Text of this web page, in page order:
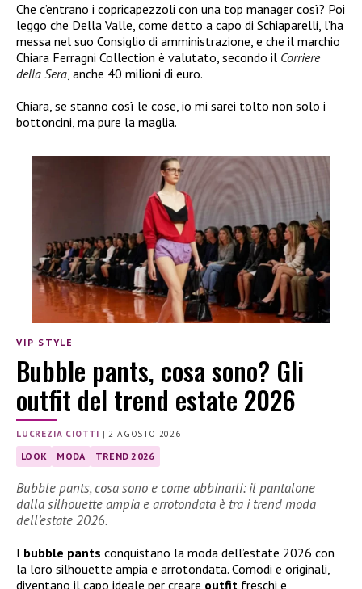
Che c’entrano i copricapezzoli con una top manager così? Poi
leggo che Della Valle, come detto a capo di Schiaparelli, l’ha
messa nel suo Consiglio di amministrazione, e che il marchio
Chiara Ferragni Collection è valutato, secondo il Corriere
della Sera, anche 40 milioni di euro.
Chiara, se stanno così le cose, io mi sarei tolto non solo i
bottoncini, ma pure la maglia.
VIP STYLE
Bubble pants, cosa sono? Gli
outfit del trend estate 2026
LUCREZIA CIOTTI | 2 AGOSTO 2026
LOOK MODA TREND 2026
Bubble pants, cosa sono e come abbinarli: il pantalone
dalla silhouette ampia e arrotondata è tra i trend moda
dell’estate 2026.
I bubble pants conquistano la moda dell’estate 2026 con
la loro silhouette ampia e arrotondata. Comodi e originali,
diventano il capo ideale per creare outfit freschi e